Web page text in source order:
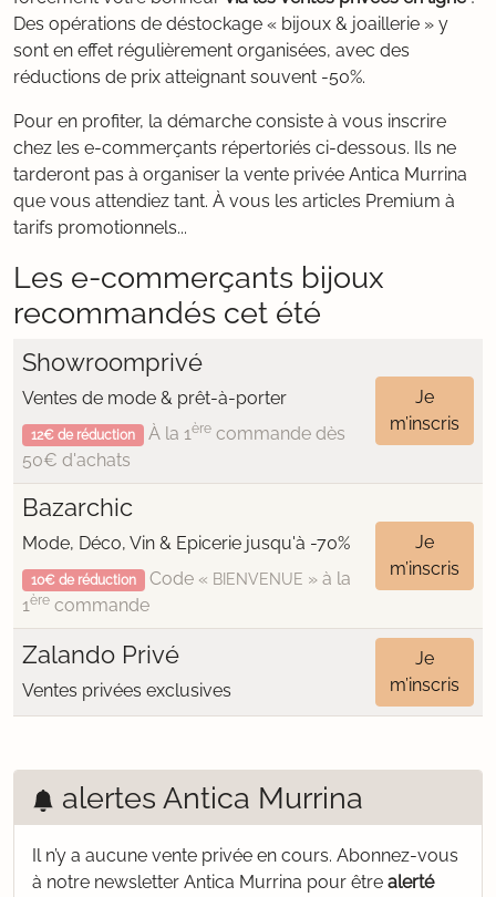
Des opérations de déstockage « bijoux & joaillerie » y
sont en effet régulièrement organisées, avec des
réductions de prix atteignant souvent -50%.
Pour en profiter, la démarche consiste à vous inscrire
chez les e-commerçants répertoriés ci-dessous. Ils ne
tarderont pas à organiser la vente privée Antica Murrina
que vous attendiez tant. À vous les articles Premium à
tarifs promotionnels...
Les e-commerçants bijoux
recommandés cet été
Showroomprivé
Ventes de mode & prêt-à-porter
12€ de réduction À la 1èrecommande dès
50€ d'achats
Je
m’inscris
Bazarchic
Mode, Déco, Vin & Epicerie jusqu'à -70%
10€ de réduction Code « BIENVENUE » à la
1ère commande
Je
m’inscris
Zalando Privé
Ventes privées exclusives
Je
m’inscris
alertes Antica Murrina
Il n’y a aucune vente privée en cours. Abonnez-vous
à notre newsletter Antica Murrina pour être alerté